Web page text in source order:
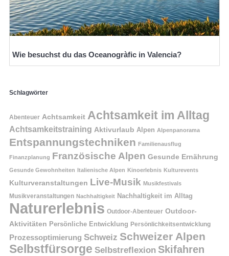
Wie besuchst du das Oceanogràfic in Valencia?
Schlagwörter
Abenteuer Achtsamkeit Achtsamkeit im Alltag
Achtsamkeitstraining Aktivurlaub Alpen Alpenpanorama
Entspannungstechniken Familienausflug
Finanzplanung Französische Alpen Gesunde Ernährung
Gesunde Gewohnheiten Italienische Alpen Kinoerlebnis Kulturevents
Kulturveranstaltungen Live-Musik Musikfestivals
Musikveranstaltungen Nachhaltigkeit Nachhaltigkeit im Alltag
Naturerlebnis Outdoor-Abenteuer Outdoor-
Aktivitäten Persönliche Entwicklung Persönlichkeitsentwicklung
Prozessoptimierung Schweiz Schweizer Alpen
Selbstfürsorge Selbstreflexion Skifahren